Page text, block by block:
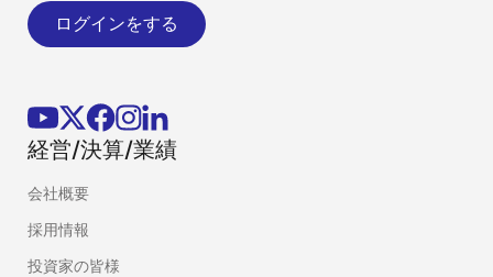
ログインをする
経営/決算/業績
会社概要
採用情報
投資家の皆様